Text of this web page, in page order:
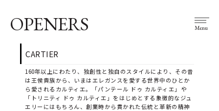
OPENERS Menu
CARTIER
160年以上にわたり、独創性と独自のスタイルにより、その昔
は王侯貴族から、いまはエレガンスを愛する世界中のひとか
ら愛されるカルティエ。「パンテール ドゥ カルティエ」や
「トリニティ ドゥ カルティエ」をはじめとする象徴的なジュ
エリーにはもちろん、創業時から貫かれた伝統と革新の精神